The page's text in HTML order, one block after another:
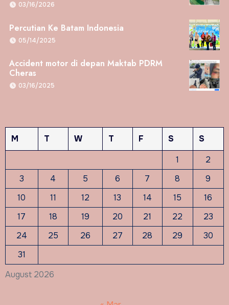
03/16/2026
Percutian Ke Batam Indonesia
05/14/2025
Accident motor di depan Maktab PDRM
Cheras
03/16/2025
August 2026
M T W T F S
S
1
2
3
4 5 6 7 8
9
10
11 12 13 14 15
16
17
18 19 20 21 22
23
24
25 26 27 28 29
30
31